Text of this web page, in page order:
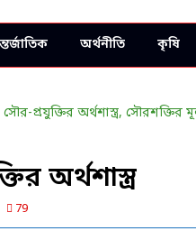
অর্থনীতি কৃষি
অর্থশাস্ত্র
79